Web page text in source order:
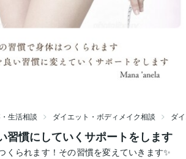
生活相談 ダイエット・ボディメイク相談 ダ
習慣にしていくサポートをします
くられます！その習慣を変えていきます✨